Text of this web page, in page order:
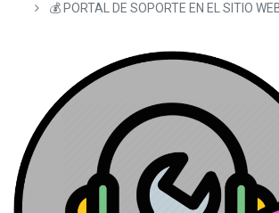
💰 PORTAL DE SOPORTE EN EL SITIO